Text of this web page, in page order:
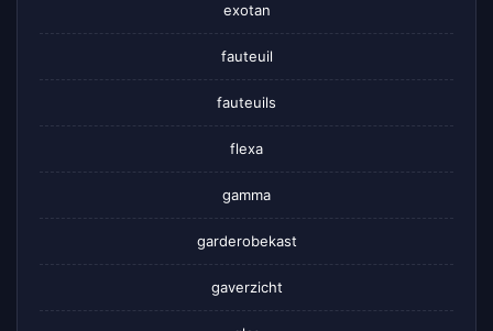
exotan
fauteuil
fauteuils
flexa
gamma
garderobekast
gaverzicht